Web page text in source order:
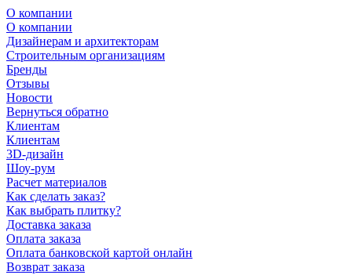
О компании
О компании
Дизайнерам и архитекторам
Строительным организациям
Бренды
Отзывы
Новости
Вернуться обратно
Клиентам
Клиентам
3D-дизайн
Шоу-рум
Расчет материалов
Как сделать заказ?
Как выбрать плитку?
Доставка заказа
Оплата заказа
Оплата банковской картой онлайн
Возврат заказа